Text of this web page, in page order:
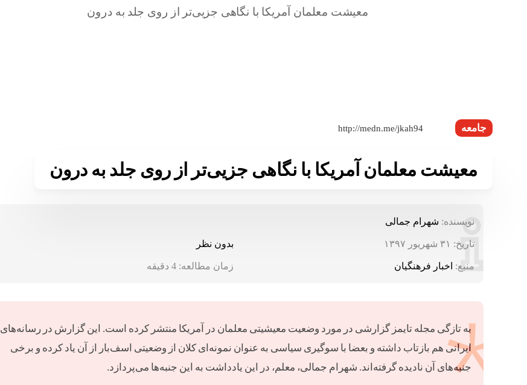
جامعه
معیشت معلمان آمریکا با نگاهی جزیی‌تر از روی‌ جلد به درون
نویسنده: شهرام جمالی
تاریخ: ۳۱ شهریور ۱۳۹۷ بدون نظر
منبع: اخبار فرهنگیان زمان مطالعه: 4 دقیقه
به تازگی مجله تایمز گزارشی در مورد وضعیت معیشیتی معلمان در آمریکا منتشر کرده است. این گزارش در رسانه‌های
ایرانی هم بازتاب داشته و بعضا با سوگیری سیاسی به عنوان نمونه‌ای کلان از وضعیتی اسف‌بار از آن یاد کرده و برخی
جنبه‌های آن نادیده گرفته‌اند. شهرام جمالی، معلم، در این یادداشت به این جنبه‌ها می‌پردازد.